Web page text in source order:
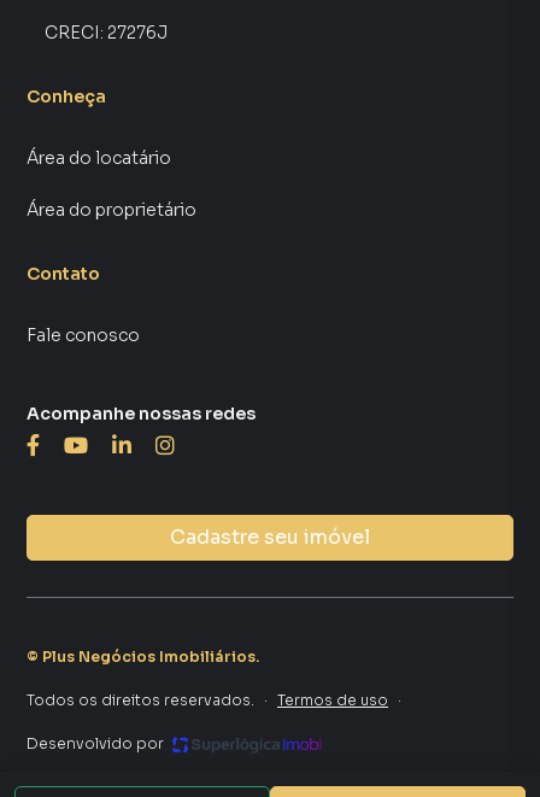
CRECI: 27276J
Conheça
Área do locatário
Área do proprietário
Contato
Fale conosco
Cadastre seu imóvel
Acompanhe nossas redes
© Plus Negócios Imobiliários.
Todos os direitos reservados. · Termos de uso ·
Desenvolvido por